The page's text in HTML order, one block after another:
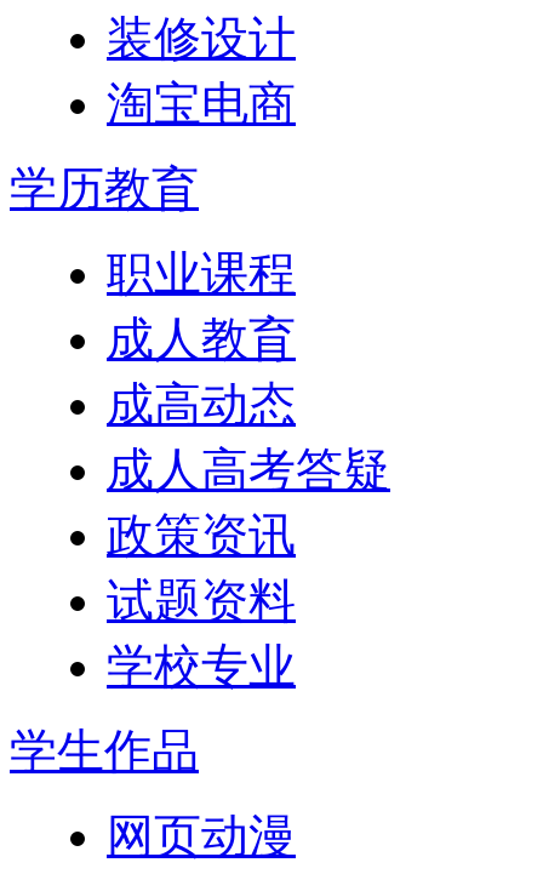
装修设计
淘宝电商
学历教育
职业课程
成人教育
成高动态
成人高考答疑
政策资讯
试题资料
学校专业
学生作品
网页动漫